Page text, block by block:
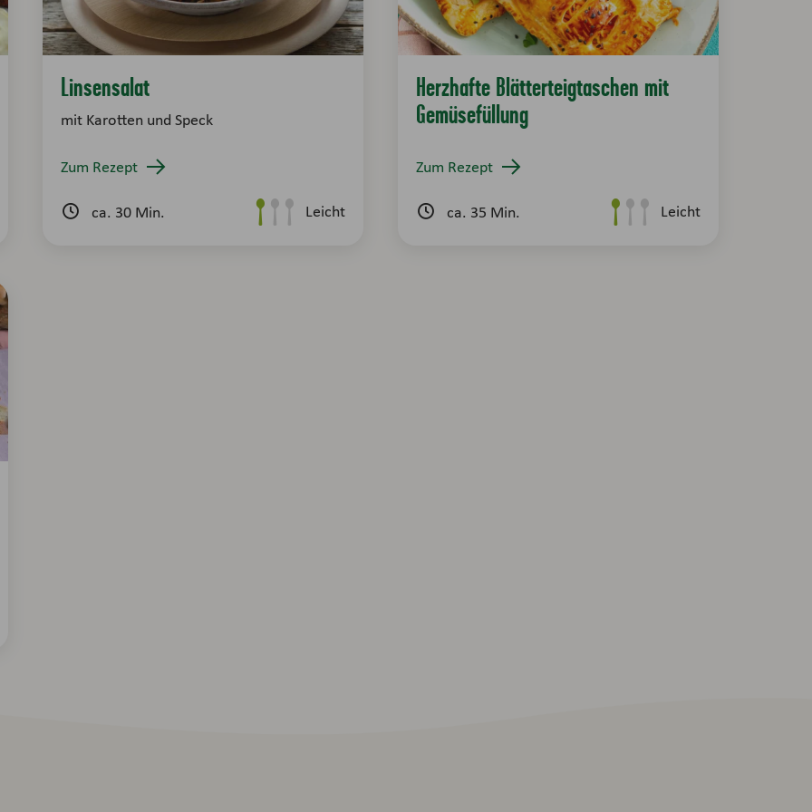
Linsensalat
mit Karotten und Speck
Zum Rezept
ca. 30 Min. Leicht
Herzhafte Blätterteigtaschen mit
Gemüsefüllung
Zum Rezept
ca. 35 Min. Leicht